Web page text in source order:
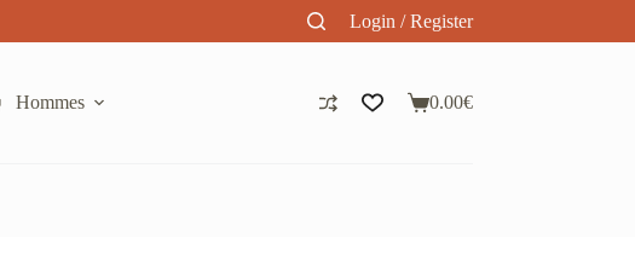
Login / Register
Hommes
Panier
0.00€